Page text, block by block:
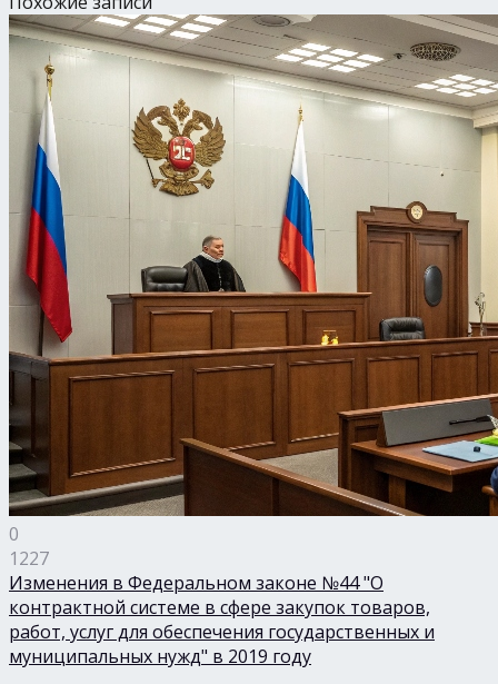
0
1227
Изменения в Федеральном законе №44 "О
контрактной системе в сфере закупок товаров,
работ, услуг для обеспечения государственных и
муниципальных нужд" в 2019 году